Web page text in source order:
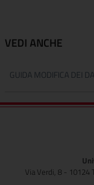
VEDI ANCHE
GUIDA MODIFICA DEI
Via Verdi, 8 - 10124